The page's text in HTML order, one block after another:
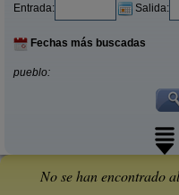
Entrada: Salida:
Fechas más buscadas
pueblo:
No se han encontrado